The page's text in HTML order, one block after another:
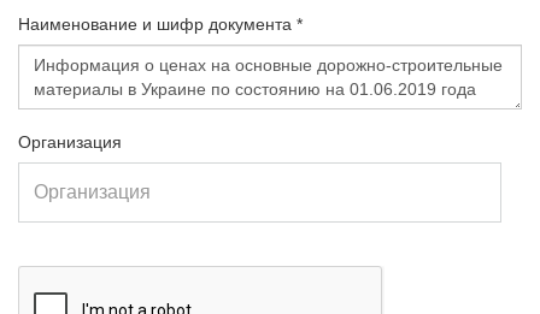
Наименование и шифр документа *
Организация